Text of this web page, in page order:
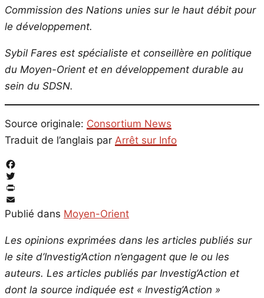
Commission des Nations unies sur le haut débit pour
le développement.
Sybil Fares est spécialiste et conseillère en politique
du Moyen-Orient et en développement durable au
sein du SDSN.
Source originale: Consortium News
Traduit de l’anglais par Arrêt sur Info
Facebook
Twitter
PrintFriendly
Email
Publié dans Moyen-Orient
Les opinions exprimées dans les articles publiés sur
le site d’Investig’Action n’engagent que le ou les
auteurs. Les articles publiés par Investig’Action et
dont la source indiquée est « Investig’Action »